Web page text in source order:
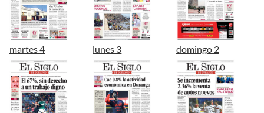
martes 4 lunes 3 domingo 2